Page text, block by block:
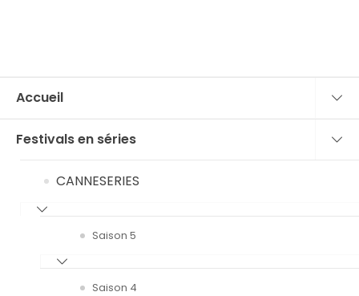
Accueil
Festivals en séries
CANNESERIES
Saison 5
Saison 4